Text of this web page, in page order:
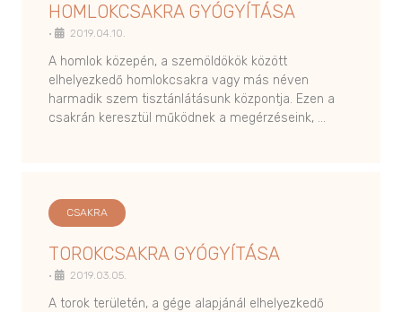
HOMLOKCSAKRA GYÓGYÍTÁSA
• 2019.04.10.
A homlok közepén, a szemöldökök között
elhelyezkedő homlokcsakra vagy más néven
harmadik szem tisztánlátásunk központja. Ezen a
csakrán keresztül működnek a megérzéseink, …
CSAKRA
TOROKCSAKRA GYÓGYÍTÁSA
• 2019.03.05.
A torok területén, a gége alapjánál elhelyezkedő